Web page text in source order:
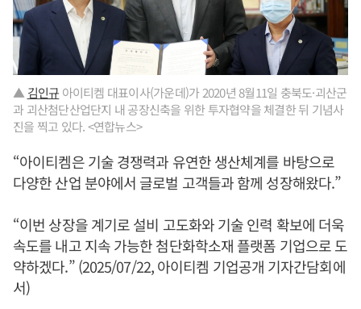
▲ 김인규 아이티켐 대표이사(가운데)가 2020년 8월11일 충북도·괴산군
과 괴산첨단산업단지 내 공장신축을 위한 투자협약을 체결한 뒤 기념사
진을 찍고 있다. <연합뉴스>
“아이티켐은 기술 경쟁력과 유연한 생산체계를 바탕으로
다양한 산업 분야에서 글로벌 고객들과 함께 성장해왔다.”
“이번 상장을 계기로 설비 고도화와 기술 인력 확보에 더욱
속도를 내고 지속 가능한 첨단화학소재 플랫폼 기업으로 도
약하겠다.” (2025/07/22, 아이티켐 기업공개 기자간담회에
서)